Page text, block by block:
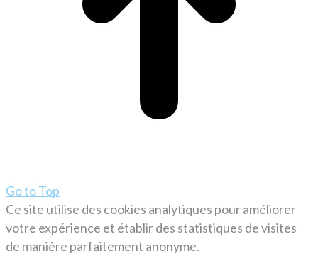
Go to Top
Ce site utilise des cookies analytiques pour améliorer
votre expérience et établir des statistiques de visites
de manière parfaitement anonyme.